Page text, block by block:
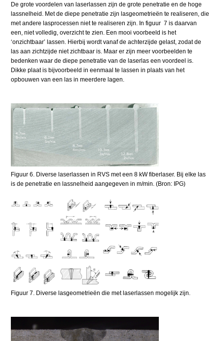
De grote voordelen van laserlassen zijn de grote penetratie en de hoge
lassnelheid. Met de diepe penetratie zijn lasgeometrieën te realiseren, die
met andere lasprocessen niet te realiseren zijn. In figuur 7 is daarvan
een, niet volledig, overzicht te zien. Een mooi voorbeeld is het
‘onzichtbaar’ lassen. Hierbij wordt vanaf de achterzijde gelast, zodat de
las aan zichtzijde niet zichtbaar is. Maar er zijn meer voorbeelden te
bedenken waar de diepe penetratie van de laserlas een voordeel is.
Dikke plaat is bijvoorbeeld in eenmaal te lassen in plaats van het
opbouwen van een las in meerdere lagen.
Figuur 6. Diverse laserlassen in RVS met een 8 kW fiberlaser. Bij elke las
is de penetratie en lassnelheid aangegeven in m/min. (Bron: IPG)
Figuur 7. Diverse lasgeometrieën die met laserlassen mogelijk zijn.